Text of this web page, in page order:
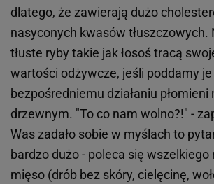
dlatego, że zawierają dużo
nasyconych kwasów tłuszczowych.
tłuste ryby takie jak łosoś tracą
wartości odżywcze, jeśli poddamy je
bezpośredniemu działaniu płomieni
drzewnym. "To co nam wolno?!" -
Was zadało sobie w myślach to
bardzo dużo - poleca się wszelkiego
mięso (drób bez skóry, cielęcinę,